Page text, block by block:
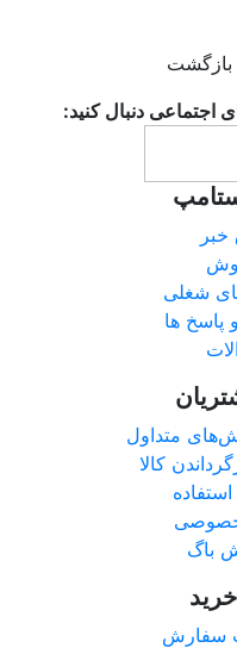
اجتماعی دنبال کنید:
خبر
شغلی
ها
متداول
کالا
باگ
سفارش